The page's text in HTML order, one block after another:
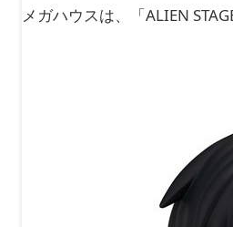
メガハウスは、「ALIEN